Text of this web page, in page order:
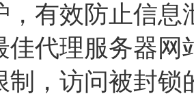
，有效防止信
佳代理服务器
制，访问被封锁